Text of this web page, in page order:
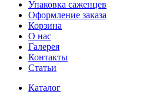
Упаковка саженцев
Оформление заказа
Корзина
О нас
Галерея
Контакты
Статьи
Каталог